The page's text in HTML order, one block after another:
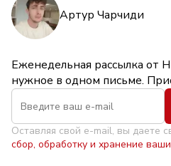
Артур Чарчиди
Еженедельная рассылка от
нужное в одном письме.
Оставляя свой e-mail, вы даете
сбор, обработку и хранение